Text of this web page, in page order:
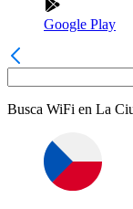
Google Play
Busca WiFi en La